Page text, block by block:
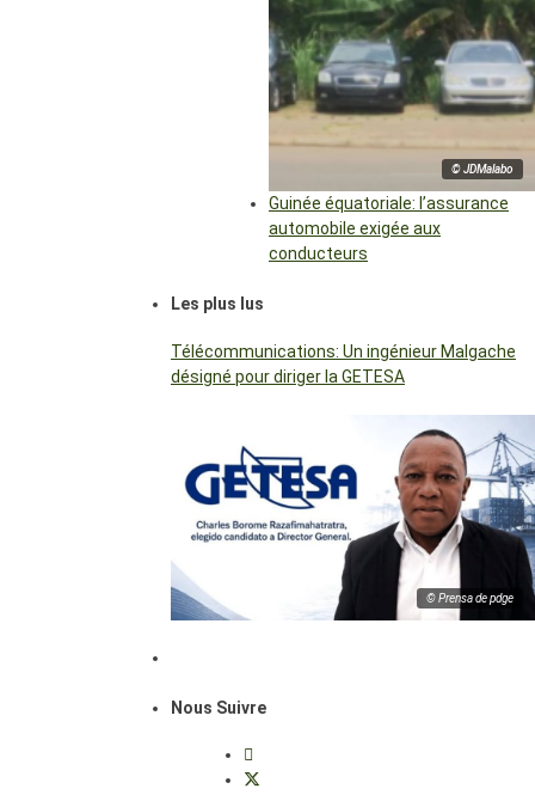
© JDMalabo
Guinée équatoriale: l’assurance
automobile exigée aux
conducteurs
Les plus lus
Télécommunications: Un ingénieur Malgache
désigné pour diriger la GETESA
© Prensa de pdge
Nous Suivre